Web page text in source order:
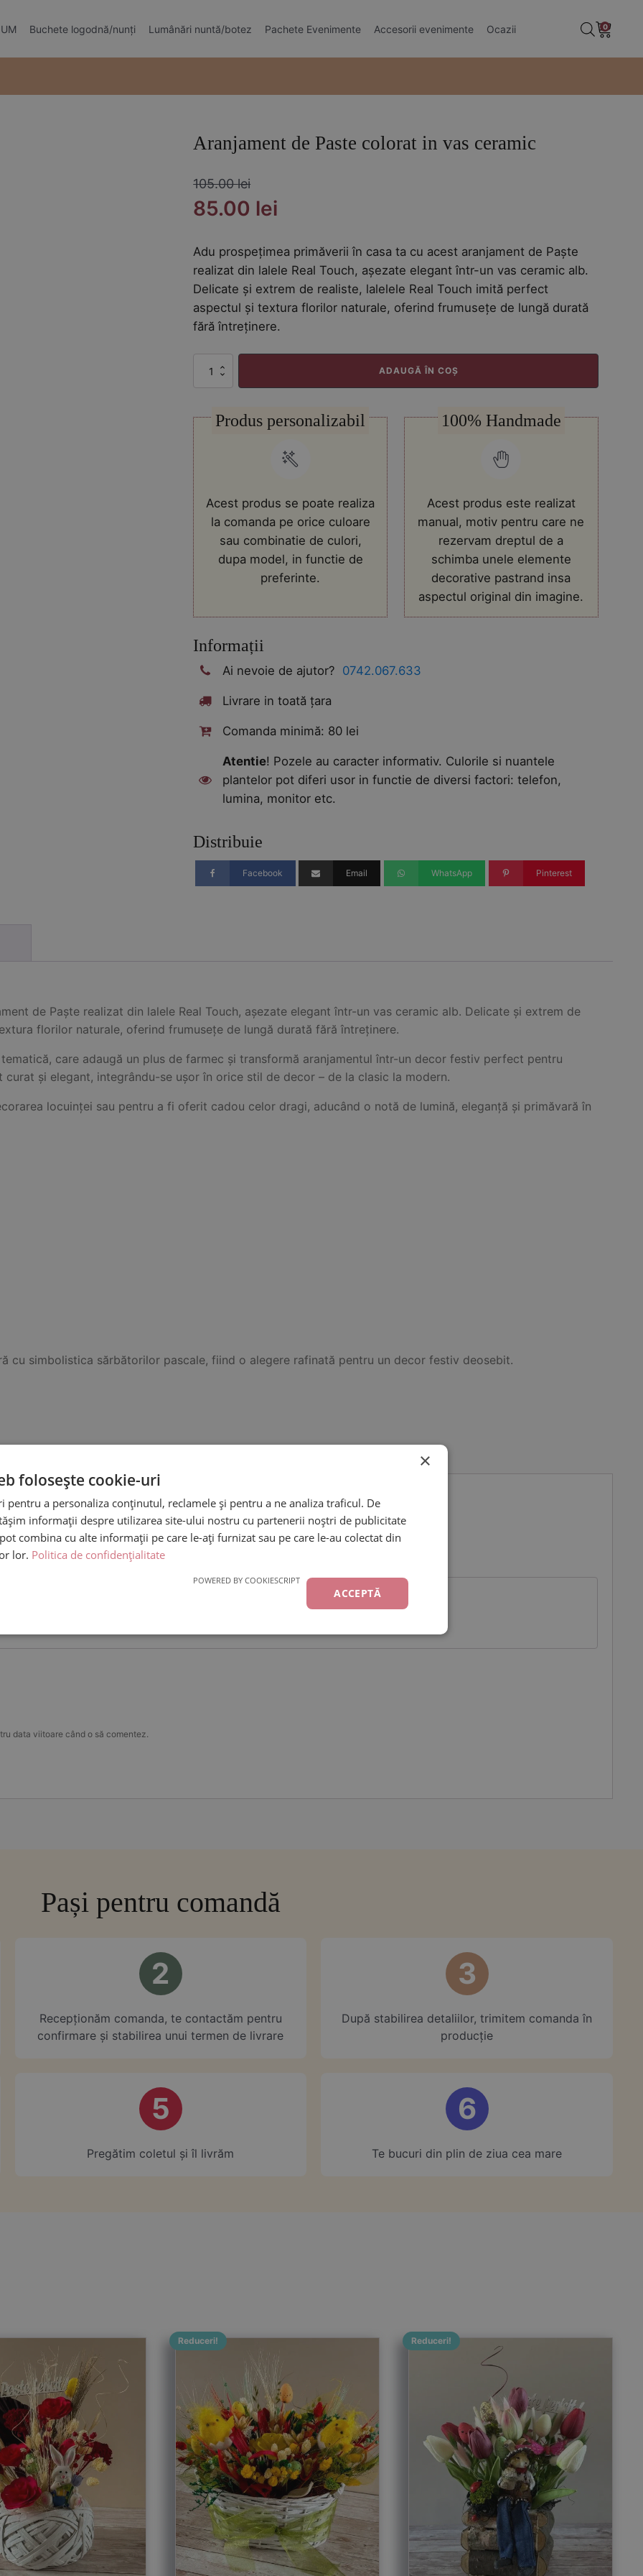
Buchete logodnă/nunți Lumânări nuntă/botez Pachete Evenimente Accesorii evenimente Ocazii 0
Aranjament de Paste colorat in vas ceramic
105.00lei
Prețul
a
fost:
105.00 lei.
85.00 lei
este:
85.00 lei.
Adu prospețimea primăverii în casa ta cu acest aranjament de Paște
realizat din lalele Real Touch, așezate elegant într-un vas ceramic alb.
Delicate și extrem de realiste, lalelele Real Touch imită perfect
aspectul și textura florilor naturale, oferind frumusețe de lungă durată
fără întreținere.
Cantitate
Aranjament
colorat
in
vas
ceramic
ADAUGĂ ÎN COȘ
Produs personalizabil
Acest produs se poate realiza
la comanda pe orice culoare
sau combinatie de culori,
dupa model, in functie de
preferinte.
100% Handmade
Acest produs este realizat
manual, motiv pentru care ne
rezervam dreptul de a
schimba unele elemente
decorative pastrand insa
aspectul original din imagine.
Informații
Ai nevoie de ajutor? 0742.067.633
Livrare in toată țara
Comanda minimă: 80 lei
Atentie! Pozele au caracter informativ. Culorile si nuantele
plantelor pot diferi usor in functie de diversi factori: telefon,
lumina, monitor etc.
Distribuie
Facebook Email WhatsApp Pinterest
de Paște realizat din lalele Real Touch, așezate elegant într-un vas ceramic alb. Delicate și extrem de
florilor naturale, oferind frumusețe de lungă durată fără întreținere.
care adaugă un plus de farmec și transformă aranjamentul într-un decor festiv perfect pentru
și elegant, integrându-se ușor în orice stil de decor – de la clasic la modern.
locuinței sau pentru a fi oferit cadou celor dragi, aducând o notă de lumină, eleganță și primăvară în
cu simbolistica sărbătorilor pascale, fiind o alegere rafinată pentru un decor festiv deosebit.
de Paste colorat in vas ceramic”
sunt marcate cu*
data viitoare când o să comentez.
Pași pentru comandă
2
⁠Recepționăm comanda, te contactăm pentru
confirmare și stabilirea unui termen de livrare
3
După stabilirea detaliilor, trimitem comanda în
producție
5
Pregătim coletul și îl livrăm
6
Te bucuri din plin de ziua cea mare
Reduceri! Reduceri!
×
folosește cookie-uri
pentru a personaliza conținutul, reclamele și pentru a ne analiza traficul. De
informații despre utilizarea site-ului nostru cu partenerii noștri de publicitate
combina cu alte informații pe care le-ați furnizat sau pe care le-au colectat din
lor. Politica de confidențialitate
ACCEPTĂ
POWERED BY COOKIESCRIPT